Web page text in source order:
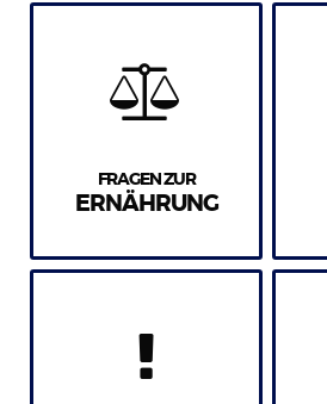
FRAGEN ZUR
ERNÄHRUNG